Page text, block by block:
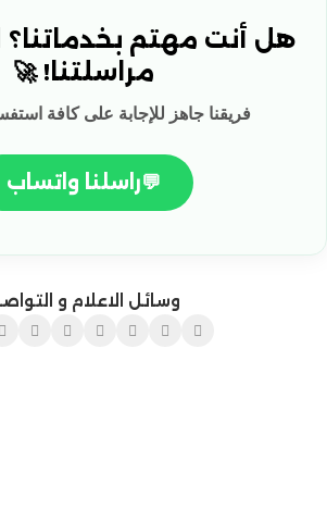
هل أنت مهتم بخدماتنا؟
مراسلتنا! 🚀
فريقنا جاهز للإجابة على كافة
💬راسلنا واتساب
وسائل الاعلام و